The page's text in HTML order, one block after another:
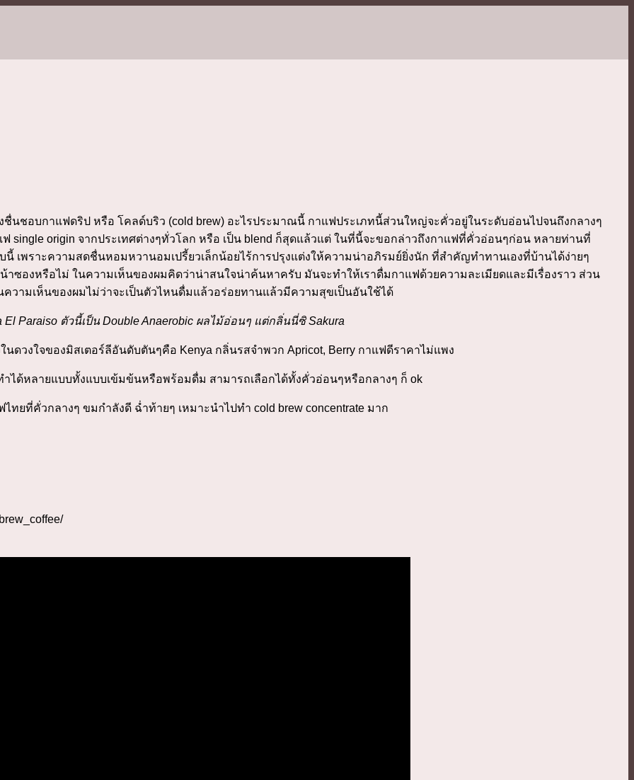
ชอบกาแฟดริป หรือ โคลด์บริว (cold brew) อะไรประมาณนี้ กาแฟประเภทนี้ส่วนใหญ่จะคั่วอยู่ในระดับอ่อนไปจนถึงกลางๆ
origin จากประเทศต่างๆทั่วโลก หรือ เป็น blend ก็สุดแล้วแต่ ในที่นี้จะขอกล่าวถึงกาแฟที่คั่วอ่อนๆก่อน หลายท่านที่
เพราะความสดชื่นหอมหวานอมเปรี้ยวเล็กน้อยไร้การปรุงแต่งให้ความน่าอภิรมย์ยิ่งนัก ที่สำคัญทำทานเองที่บ้านได้ง่ายๆ
ซองหรือไม่ ในความเห็นของผมคิดว่าน่าสนใจน่าค้นหาครับ มันจะทำให้เราดื่มกาแฟด้วยความละเมียดและมีเรื่องราว ส่วน
ามเห็นของผมไม่ว่าจะเป็นตัวไหนดื่มแล้วอร่อยทานแล้วมีความสุขเป็นอันใช้ได้
El Paraiso ตัวนี้เป็น Double Anaerobic ผลไม้อ่อนๆ แต่กลิ่นนี่ซิ Sakura
ดวงใจของมิสเตอร์ลีอันดับตันๆคือ Kenya กลิ่นรสจำพวก Apricot, Berry กาแฟดีราคาไม่แพง
ำได้หลายแบบทั้งแบบเข้มข้นหรือพร้อมดื่ม สามารถเลือกได้ทั้งคั่วอ่อนๆหรือกลางๆ ก็ ok
ไทยที่คั่วกลางๆ ขมกำลังดี ฉ่ำท้ายๆ เหมาะนำไปทำ cold brew concentrate มาก